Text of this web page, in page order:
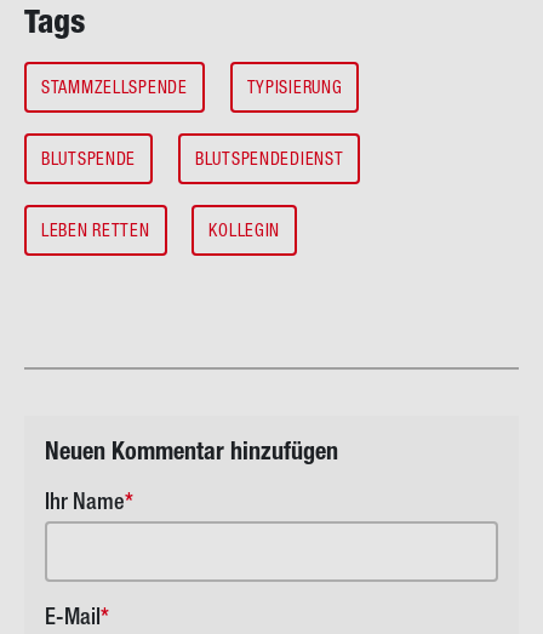
Tags
STAMMZELLSPENDE TYPISIERUNG
BLUTSPENDE BLUTSPENDEDIENST
LEBEN RETTEN KOLLEGIN
Neuen Kom­men­tar hin­zu­fü­gen
Ihr Name
E-Mail